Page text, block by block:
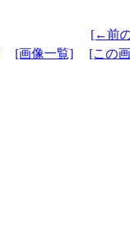
[←前
[画像一覧] [この